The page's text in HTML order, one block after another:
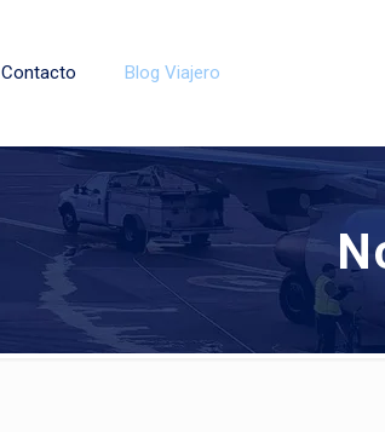
Contacto Blog Viajero